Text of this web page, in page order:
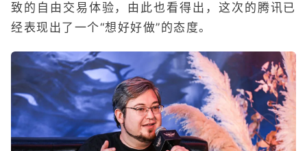
致的自由交易体验，由此也看得出，这次的腾讯已
经表现出了一个“想好好做”的态度。